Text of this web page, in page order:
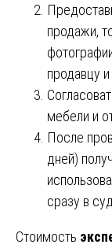
продажи,
продавцу
мебели и
После
дней)
сразу в
Стоимость